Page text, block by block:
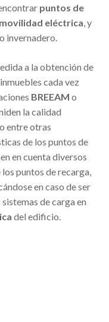
puntos de
movilidad eléctrica, y
invernadero.
a la obtención de
cada vez
BREEAM o
la calidad
entre otras
de los puntos de
en cuenta diversos
los puntos de recarga,
en caso de ser
de carga en
del edificio.